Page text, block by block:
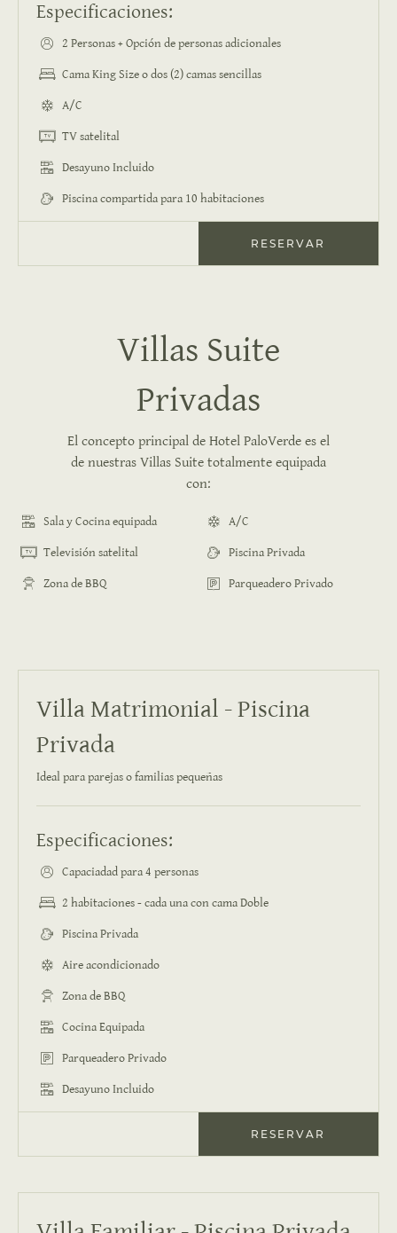
Especificaciones:
2 Personas + Opción de personas adicionales
Cama King Size o dos (2) camas sencillas
A/C
TV satelital
Desayuno Incluido
Piscina compartida para 10 habitaciones
RESERVAR
Villas Suite
Privadas
El concepto principal de Hotel PaloVerde es el
de nuestras Villas Suite totalmente equipada
con:
Sala y Cocina equipada
A/C
Televisión satelital
Piscina Privada
Zona de BBQ
Parqueadero Privado
Villa Matrimonial - Piscina
Privada
Ideal para parejas o familias pequeñas
Especificaciones:
Capaciadad para 4 personas
2 habitaciones - cada una con cama Doble
Piscina Privada
Aire acondicionado
Zona de BBQ
Cocina Equipada
Parqueadero Privado
Desayuno Incluido
RESERVAR